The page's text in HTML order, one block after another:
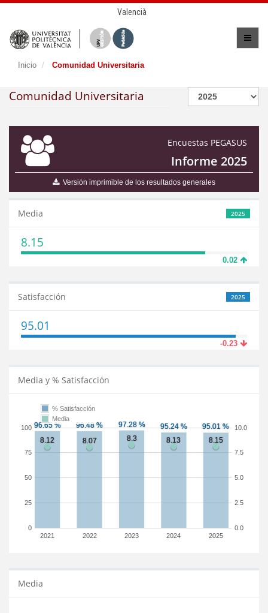
Valencià
Inicio Comunidad Universitaria
Comunidad Universitaria
Encuestas PEGASUS
Informe 2025
Versión imprimible de los resultados generales
2025
Media
8.15
0.02
2025
Satisfacción
95.01
-0.23
Media y % Satisfacción
2021 2022 2023 2024 2025
0
25
50
75
100
0.0
2.5
5.0
7.5
10.0
% Satisfacción
Media
Media